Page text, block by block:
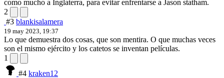
como mucho a Inglaterra, para evitar enfrentarse a Jason statham.
2
#3 blankisalamera
19 may 2023, 19:37
Lo que demuestra dos cosas, que son mentira. O que muchas veces
son el mismo ejército y los catetos se inventan películas.
1
#4 kraken12